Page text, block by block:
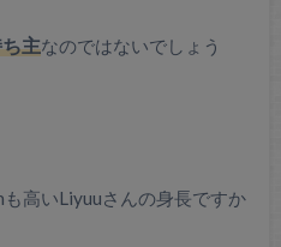
主なのではないでしょう
高いLiyuuさんの身長ですか